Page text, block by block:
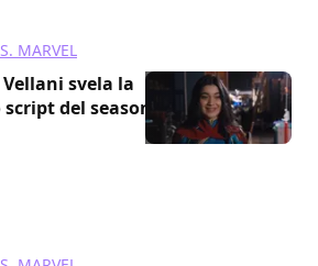
MARVEL
svela la
del season